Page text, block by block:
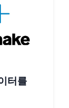
터를